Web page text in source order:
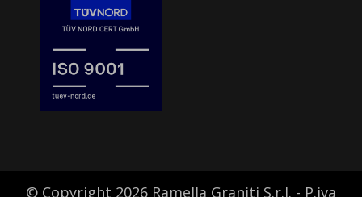
© Copyright 2026 Ramella Graniti S.r.l. - P.iva